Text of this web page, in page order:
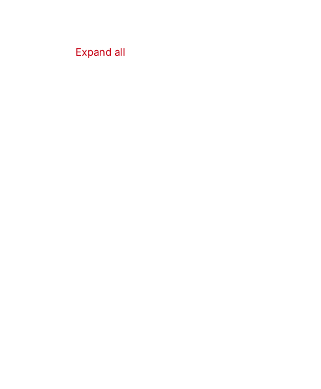
Expand all